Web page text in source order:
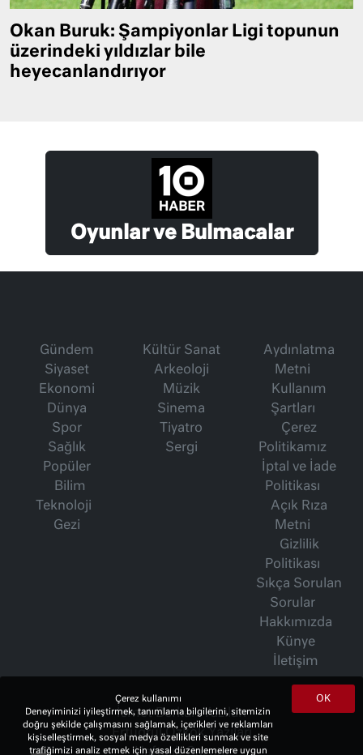
Okan Buruk: Şampiyonlar Ligi topunun
üzerindeki yıldızlar bile
heyecanlandırıyor
Oyunlar ve Bulmacalar
Gündem
Siyaset
Ekonomi
Dünya
Spor
Sağlık
Popüler
Bilim
Teknoloji
Gezi
Kültür Sanat
Arkeoloji
Müzik
Sinema
Tiyatro
Sergi
Aydınlatma
Metni
Kullanım
Şartları
Çerez
Politikamız
İptal ve İade
Politikası
Açık Rıza
Metni
Gizlilik
Politikası
Sıkça Sorulan
Sorular
Hakkımızda
Künye
İletişim
İsmet Berkan Yazıları
Ertuğrul Özkök Yazıları
OK
Çerez kullanımı
Deneyiminizi iyileştirmek, tanımlama bilgilerini, sitemizin
doğru şekilde çalışmasını sağlamak, içerikleri ve reklamları
kişiselleştirmek, sosyal medya özellikleri sunmak ve site
trafiğimizi analiz etmek için yasal düzenlemelere uygun